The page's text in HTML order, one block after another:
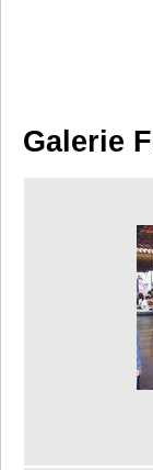
Galerie